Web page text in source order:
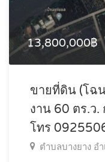
13,800,000฿
ขายที่ดิน (โฉ
งาน 60 ตร.ว
โทร
ตำบลบางยาง อ